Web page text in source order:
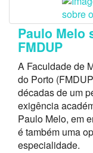
Paulo Melo
FMDUP
A Faculdade de
do Porto
décadas de um
exigência
Paulo Melo, em
é também uma
especialidade.